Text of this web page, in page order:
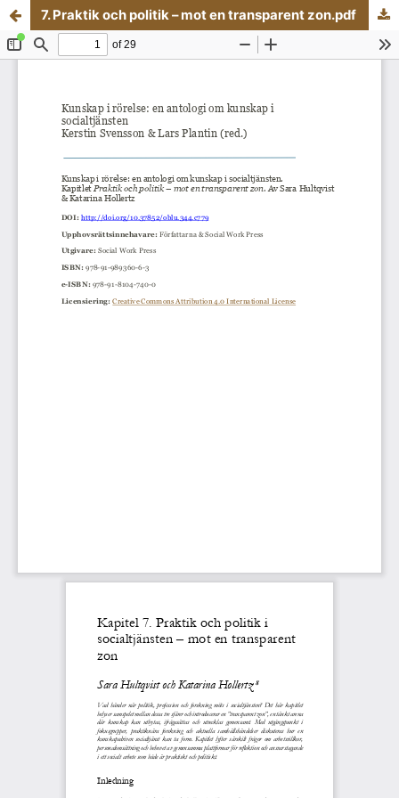
7. Praktik och politik – mot en transparent zon.pdf